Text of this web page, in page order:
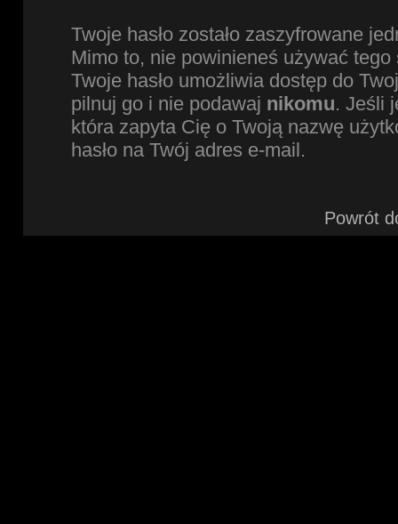
Twoje hasło zostało zaszyfrowane
Mimo to, nie powinieneś używać
Twoje hasło umożliwia dostęp do
pilnuj go i nie podawaj nikomu. Jeśli
która zapyta Cię o Twoją nazwę
hasło na Twój adres e-mail.
Powrót